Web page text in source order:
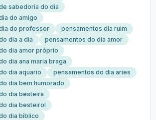
sabedoria do dia
do amigo
do professor
pensamentos dia ruim
dia a dia
pensamentos do dia amor
dia amor próprio
dia ana maria braga
dia aquario
pensamentos do dia aries
dia bem humorado
dia besteira
dia besteirol
dia bíblico